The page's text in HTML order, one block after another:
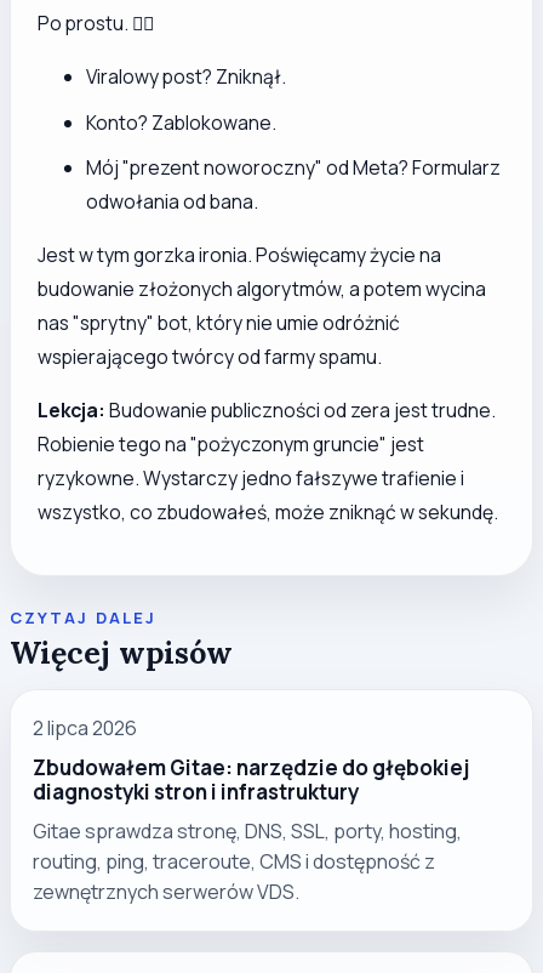
Po prostu. 🤷‍♂️
Viralowy post? Zniknął.
Konto? Zablokowane.
Mój "prezent noworoczny" od Meta? Formularz
odwołania od bana.
Jest w tym gorzka ironia. Poświęcamy życie na
budowanie złożonych algorytmów, a potem wycina
nas "sprytny" bot, który nie umie odróżnić
wspierającego twórcy od farmy spamu.
Lekcja: Budowanie publiczności od zera jest trudne.
Robienie tego na "pożyczonym gruncie" jest
ryzykowne. Wystarczy jedno fałszywe trafienie i
wszystko, co zbudowałeś, może zniknąć w sekundę.
CZYTAJ DALEJ
Więcej wpisów
2 lipca 2026
Zbudowałem Gitae: narzędzie do głębokiej
diagnostyki stron i infrastruktury
Gitae sprawdza stronę, DNS, SSL, porty, hosting,
routing, ping, traceroute, CMS i dostępność z
zewnętrznych serwerów VDS.